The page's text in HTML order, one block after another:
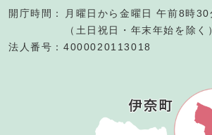
開庁時間：
月曜日から金曜日 午前8時
（土日祝日・年末年始を除く
法人番号：4000020113018